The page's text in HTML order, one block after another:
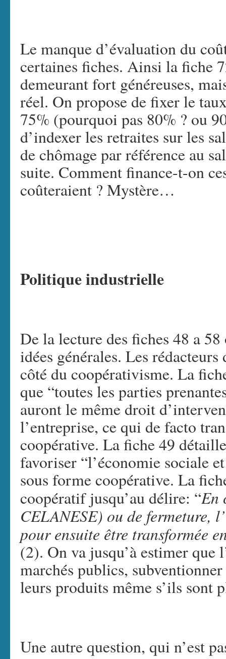
Le manque d’évaluation du
certaines fiches. Ainsi la fiche
demeurant fort généreuses,
réel. On propose de fixer le
75% (pourquoi pas 80% ? ou
d’indexer les retraites sur les
de chômage par référence au
suite. Comment finance-t-on
coûteraient ? Mystère…
Politique industrielle
De la lecture des fiches 48 a
idées générales. Les
côté du coopérativisme. La
que “toutes les parties
auront le même droit
l’entreprise, ce qui de facto
coopérative. La fiche 49
favoriser “l’économie sociale
sous forme coopérative. La
coopératif jusqu’au délire: “En
CELANESE) ou de fermeture,
pour ensuite être transformée
(2). On va jusqu’à estimer que
marchés publics,
leurs produits même s’ils sont
Une autre question, qui n’est